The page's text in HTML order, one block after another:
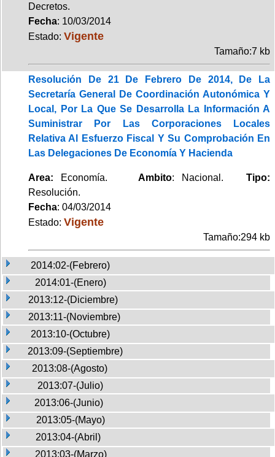
Decretos.
Fecha: 10/03/2014
Estado: Vigente
Tamaño:7 kb
Resolución De 21 De Febrero De 2014, De La
Secretaría General De Coordinación Autonómica Y
Local, Por La Que Se Desarrolla La Información A
Suministrar Por Las Corporaciones Locales
Relativa Al Esfuerzo Fiscal Y Su Comprobación En
Las Delegaciones De Economía Y Hacienda
Area: Economía. Ambito: Nacional.Tipo:
Resolución.
Fecha: 04/03/2014
Estado: Vigente
Tamaño:294 kb
2014:02-(Febrero)
2014:01-(Enero)
2013:12-(Diciembre)
2013:11-(Noviembre)
2013:10-(Octubre)
2013:09-(Septiembre)
2013:08-(Agosto)
2013:07-(Julio)
2013:06-(Junio)
2013:05-(Mayo)
2013:04-(Abril)
2013:03-(Marzo)